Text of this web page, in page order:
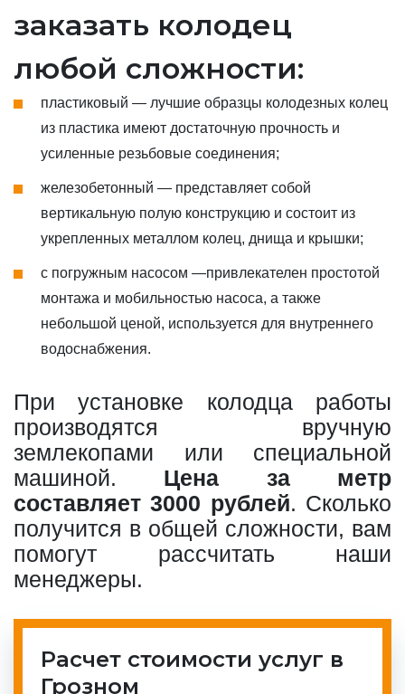
заказать колодец
любой сложности:
пластиковый — лучшие образцы колодезных колец
из пластика имеют достаточную прочность и
усиленные резьбовые соединения;
железобетонный — представляет собой
вертикальную полую конструкцию и состоит из
укрепленных металлом колец, днища и крышки;
с погружным насосом —привлекателен простотой
монтажа и мобильностью насоса, а также
небольшой ценой, используется для внутреннего
водоснабжения.
При установке колодца работы
производятся вручную
землекопами или специальной
машиной. Цена за метр
составляет 3000 рублей. Сколько
получится в общей сложности, вам
помогут рассчитать наши
менеджеры.
Расчет стоимости услуг в
Грозном